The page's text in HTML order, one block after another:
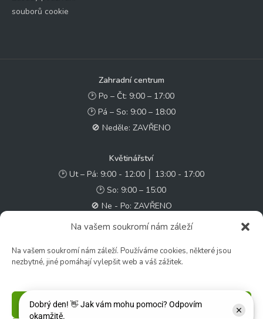
Na vašem soukromí nám záleží
Na vašem soukromí nám záleží. Používáme cookies, některé jsou
nezbytné, jiné pomáhají vylepšit web a váš zážitek.
Příjmout
souborů cookie
Zahradní centrum
🕑 Po – Čt: 9:00 – 17:00
🕑 Pá – So: 9:00 – 18:00
🚫 Neděle: ZAVŘENO
Květinářství
🕑 Ut – Pá: 9:00 - 12:00 │ 13:00 - 17:00
🕑 So: 9:00 – 15:00
🚫 Ne - Po: ZAVŘENO
✉️ e-shop@zcstrakovo.cz